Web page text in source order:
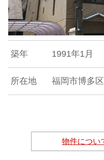
築年 1991年1月
所在地 福岡市博多
物件につい